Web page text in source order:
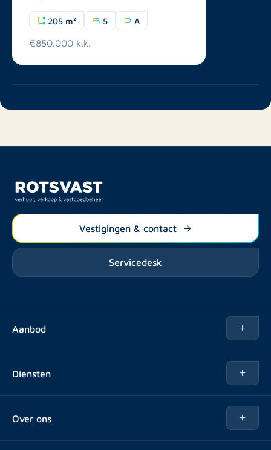
205 m² 5 A
€850.000 k.k.
Vestigingen & contact
Servicedesk
Aanbod
Diensten
Over ons